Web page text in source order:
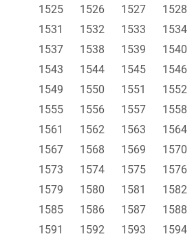
1525
1526 1527 1528
1531
1532 1533 1534
1537
1538 1539 1540
1543
1544 1545 1546
1549
1550 1551 1552
1555
1556 1557 1558
1561
1562 1563 1564
1567
1568 1569 1570
1573
1574 1575 1576
1579
1580 1581 1582
1585
1586 1587 1588
1591
1592 1593 1594